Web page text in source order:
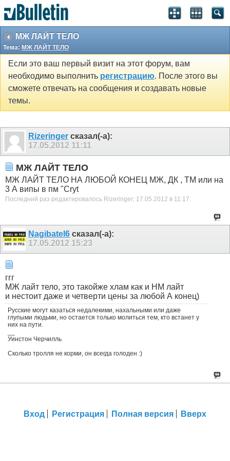
МЖ ЛАЙТ ТЕЛО
Тема: МЖ ЛАЙТ ТЕЛО
Если это ваш первый визит на этот форум, вам
необходимо выполнить регистрацию. После этого вы
сможете отвечать на сообщения и создавать новые
темы.
Rizeringer сказал(-а):
17.05.2012 11:11
МЖ ЛАЙТ ТЕЛО
МЖ ЛАЙТ ТЕЛО НА ЛЮБОЙ КОНЕЦ МЖ, ДК , ТМ или на
3 А випы в пм "Cryt
Последний раз редактировалось Rizeringer; 17.05.2012 в 11:17.
Nagibatel6 сказал(-а):
17.05.2012 15:23
ггг
МЖ лайт тело, это такойже хлам как и НМ лайт
и нестоит даже и четверти цены за любой А конец)
Русские могут казаться недалекими, нахальными или даже
глупыми людьми, но остается только молиться тем, кто встанет у
них на пути.
Уинстон Черчилль
Сколько тролля не корми, он всегда голоден :)
Вход Регистрация Полная версия Вверх